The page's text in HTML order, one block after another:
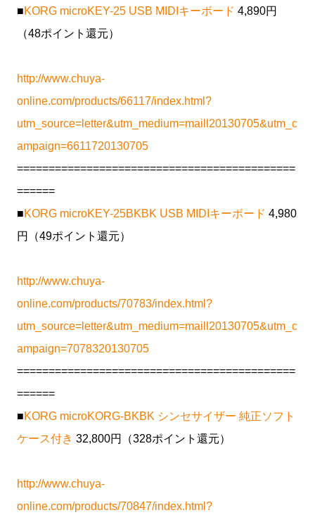
■KORG microKEY-25 USB MIDIキーボード 4,890円
（48ポイント還元）
http://www.chuya-
online.com/products/66117/index.html?
utm_source=letter&utm_medium=maill20130705&utm_c
ampaign=6611720130705
============================================
======
■KORG microKEY-25BKBK USB MIDIキーボード 4,980
円（49ポイント還元）
http://www.chuya-
online.com/products/70783/index.html?
utm_source=letter&utm_medium=maill20130705&utm_c
ampaign=7078320130705
============================================
======
■KORG microKORG-BKBK シンセサイザー 純正ソフト
ケース付き 32,800円（328ポイント還元）
http://www.chuya-
online.com/products/70847/index.html?